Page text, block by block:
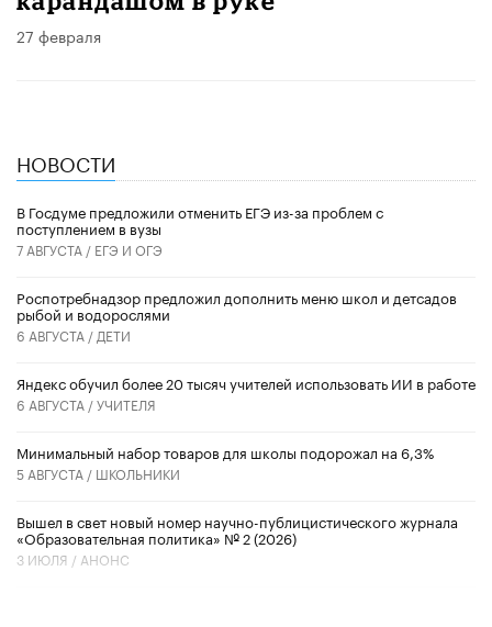
27 февраля
НОВОСТИ
В Госдуме предложили отменить ЕГЭ из-за проблем с
поступлением в вузы
7 АВГУСТА / ЕГЭ И ОГЭ
Роспотребнадзор предложил дополнить меню школ и детсадов
рыбой и водорослями
6 АВГУСТА / ДЕТИ
​Яндекс обучил более 20 тысяч учителей использовать ИИ в работе
6 АВГУСТА /УЧИТЕЛЯ
Минимальный набор товаров для школы подорожал на 6,3%
5 АВГУСТА / ШКОЛЬНИКИ
Вышел в свет новый номер научно-публицистического журнала
«Образовательная политика» № 2 (2026)
3 ИЮЛЯ / АНОНС